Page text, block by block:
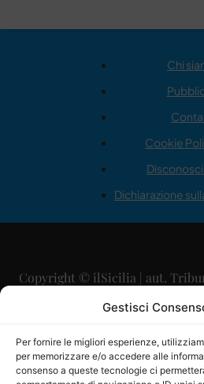
Gestisci
Per fornire le migliori esperienze,
per memorizzare e/o accedere alle
consenso a queste tecnologie ci
Chi
Cookie
Dichiarazione
Copyright © ilSicilia | aut.
29/09/2015
Direttore Editoriale: